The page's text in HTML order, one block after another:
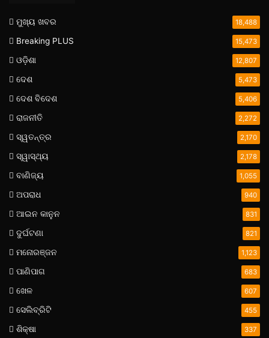
ମୁଖ୍ୟ ଖବର 18,488
Breaking PLUS 15,473
ଓଡ଼ିଶା 12,807
ଦେଶ 5,473
ଦେଶ ବିଦେଶ 5,406
ରାଜନୀତି 2,272
ସ୍ୱତନ୍ତ୍ର 2,170
ସ୍ୱାସ୍ଥ୍ୟ 2,178
ବାଣିଜ୍ୟ 1,055
ଅପରାଧ 940
ଆଇନ କାନୁନ 831
ଦୁର୍ଘଟଣା 821
ମନୋରଞ୍ଜନ 1,123
ପାଣିପାଗ 683
ଖେଳ 607
ସେଲିବ୍ରିଟି 455
ଶିକ୍ଷା 337